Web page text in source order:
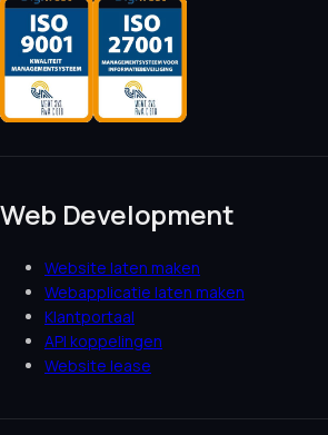
Web Development
Website laten maken
Webapplicatie laten maken
Klantportaal
API koppelingen
Website lease